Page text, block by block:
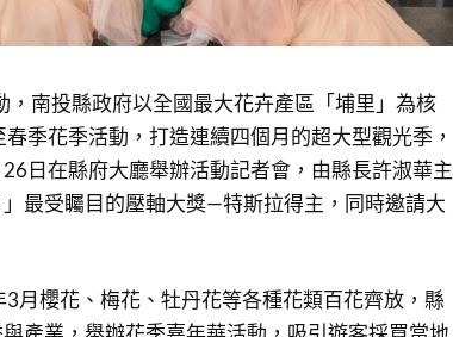
南投縣政府以全國最大花卉產區「埔里」為核
季花季活動，打造連續四個月的超大型觀光季，
日在縣府大廳舉辦活動記者會，由縣長許淑華主
最受矚目的壓軸大獎—特斯拉得主，同時邀請大
月櫻花、梅花、牡丹花等各種花類百花齊放，縣